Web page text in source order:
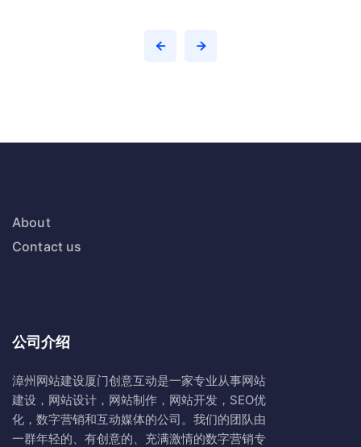
About
Contact us
公司介绍
漳州网站建设厦门创意互动是一家专业从事网站
建设，网站设计，网站制作，网站开发，SEO优
化，数字营销和互动媒体的公司。我们的团队由
一群年轻的、有创意的、充满激情的数字营销专